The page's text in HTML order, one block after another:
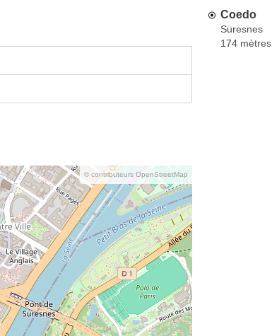
© contributeurs OpenStreetMap
Coedo
Suresnes
174 mètres